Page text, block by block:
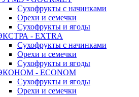
Сухофрукты с начинками
Орехи и семечки
Сухофрукты и ягоды
- EXTRA
Сухофрукты с начинками
Орехи и семечки
Сухофрукты и ягоды
- ECONOM
Сухофрукты и ягоды
Орехи и семечки